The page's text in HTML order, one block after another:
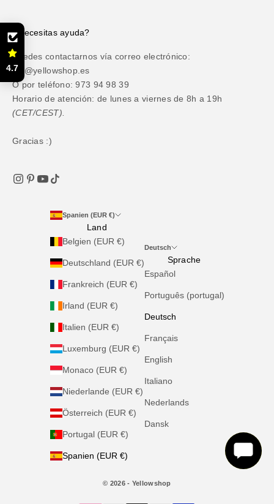
¿Necesitas ayuda?
Puedes contactarnos vía correo electrónico:
atc@yellowshop.es
O por teléfono: 973 94 98 39
Horario de atención: de lunes a viernes de 8h a 19h
(CET/CEST).
Gracias :)
Spanien (EUR €)
Land
Belgien (EUR €)
Deutschland (EUR €)
Frankreich (EUR €)
Irland (EUR €)
Italien (EUR €)
Luxemburg (EUR €)
Monaco (EUR €)
Niederlande (EUR €)
Österreich (EUR €)
Portugal (EUR €)
Spanien (EUR €)
Deutsch
Sprache
Español
Português (portugal)
Deutsch
Français
English
Italiano
Nederlands
Dansk
© 2026 - Yellowshop
4.7